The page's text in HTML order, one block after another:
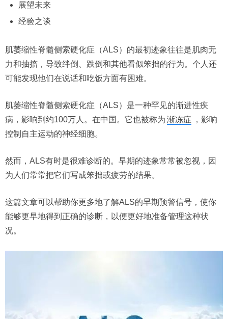
展望未来
经验之谈
肌萎缩性脊髓侧索硬化症（ALS）的最初迹象往往是肌肉无
力和抽搐，导致绊倒、跌倒和其他看似笨拙的行为。个人还
可能发现他们在说话和吃饭方面有困难。
肌萎缩性脊髓侧索硬化症（ALS）是一种罕见的渐进性疾
病，影响到约100万人。在中国。它也被称为 渐冻症
，影响
控制自主运动的神经细胞。
然而，ALS有时是很难诊断的。早期的迹象常常被忽视，因
为人们常常把它们写成笨拙或疲劳的结果。
这篇文章可以帮助你更多地了解ALS的早期预警信号，使你
能够更早地得到正确的诊断，以便更好地准备管理这种状
况。